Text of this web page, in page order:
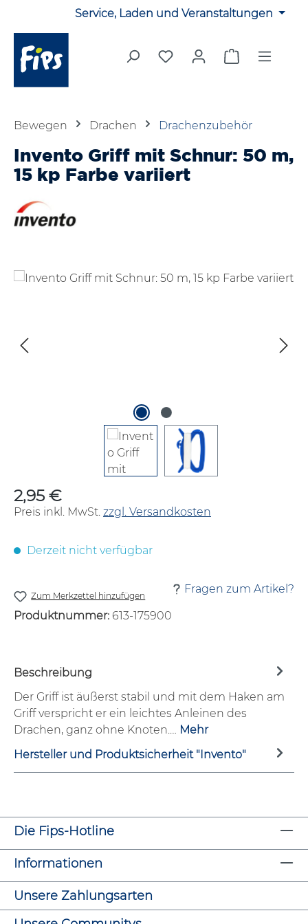
Zum Hauptinhalt springenService, Laden und Veranstaltungen
Du hast 0 Produkte auf
Warenkorb
Bewegen Drachen Drachenzubehör
Invento Griff mit Schnur: 50 m,
15 kp Farbe variiert
Bildergalerie überspringen
Regulärer Preis:
2,95 €
Preis inkl. MwSt. zzgl. Versandkosten
Derzeit nicht verfügbar
Zum Merkzettel hinzufügen
Fragen zum Artikel?
Produktnummer: 613-175900
Beschreibung
Der Griff ist äußerst stabil und mit dem Haken am
Griff verspricht er ein leichtes Anleinen des
Drachen, ganz ohne Knoten.… Mehr
Hersteller und Produktsicherheit "Invento"
Die Fips-Hotline
Informationen
Unsere Zahlungsarten